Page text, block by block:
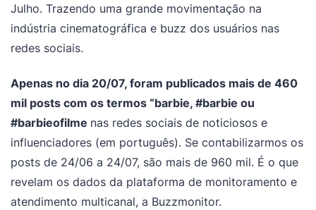
Julho. Trazendo uma grande movimentação na
indústria cinematográfica e buzz dos usuários nas
redes sociais.
Apenas no dia 20/07, foram publicados mais de 460
mil posts com os termos “barbie, #barbie ou
#barbieofilme nas redes sociais de noticiosos e
influenciadores (em português). Se contabilizarmos os
posts de 24/06 a 24/07, são mais de 960 mil. É o que
revelam os dados da plataforma de monitoramento e
atendimento multicanal, a Buzzmonitor.